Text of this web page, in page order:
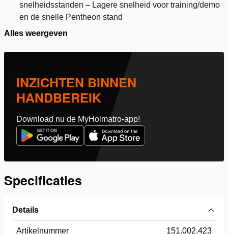
snelheidsstanden – Lagere snelheid voor training/demo
en de snelle Pentheon stand
Alles weergeven
INZICHTEN BINNEN
HANDBEREIK
Download nu de MyHolmatro-app!
Specificaties
Details
Artikelnummer 151.002.423